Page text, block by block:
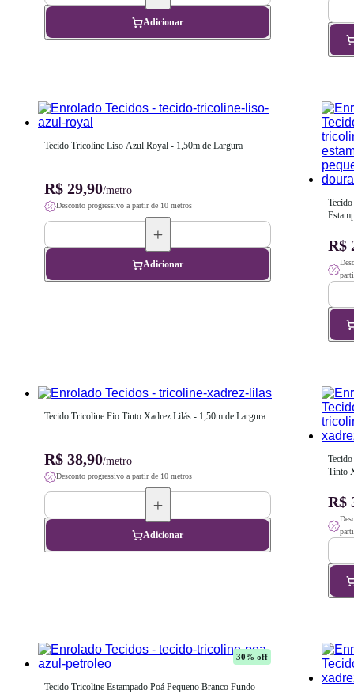
Adicionar
Tecido Tricoline Liso Azul Royal - 1,50m de Largura
R$ 29,90/metro
Desconto progressivo a partir de 10 metros
Adicionar
de
R$
Tecido Tricoline Fio Tinto Xadrez Lilás - 1,50m de Largura
R$ 38,90/metro
Desconto progressivo a partir de 10 metros
Adicionar
Tinto
R$
30% off
Tecido Tricoline Estampado Poá Pequeno Branco Fundo